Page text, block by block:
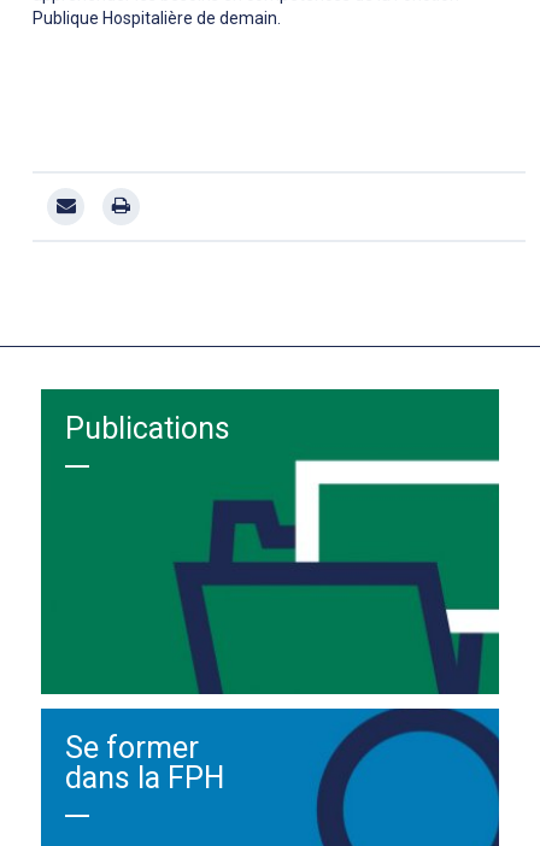
Publique Hospitalière de demain.
Publications
Se former
dans la FPH